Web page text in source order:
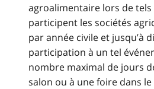
agroalimentaire lors de
participent les sociétés
par année civile et jusqu’à
participation à un tel
nombre maximal de jours
salon ou à une foire dans le